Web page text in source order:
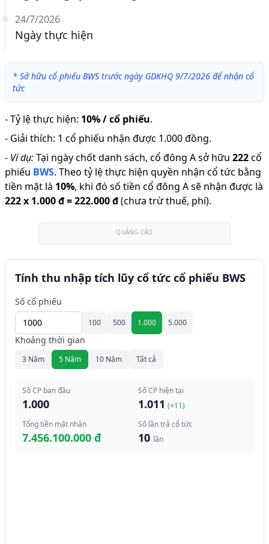
24/7/2026
Ngày thực hiện
* Sở hữu cổ phiếu BWS trước ngày GDKHQ 9/7/2026 để nhận cổ
tức
-Tỷ lệ thực hiện: 10% / cổ phiếu.
- Giải thích: 1 cổ phiếu nhận được 1.000 đồng.
- Ví dụ:Tại ngày chốt danh sách, cổ đông A sở hữu 222cổ
phiếu BWS. Theo tỷ lệ thực hiện quyền nhận cổ tức bằng
tiền mặt là 10%, khi đó số tiền cổ đông A sẽ nhận được là
222x 1.000 đ=222.000 đ(chưa trừ thuế, phí).
QUẢNG CÁO
Tính thu nhập tích lũy cổ tức cổ phiếu BWS
Số cổ phiếu
100 500 1.000 5.000
Khoảng thời gian
3 Năm 5 Năm 10 Năm Tất cả
Số CP ban đầu
1.000
Số CP hiện tại
1.011 (+11)
Tổng tiền mặt nhận
7.456.100.000 đ
Số lần trả cổ tức
10 lần